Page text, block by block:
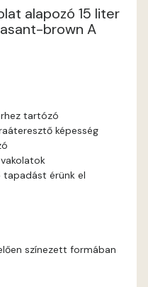
A
alapozó 15 liter
brown A
tartózó
képesség
érünk el
színezett formában